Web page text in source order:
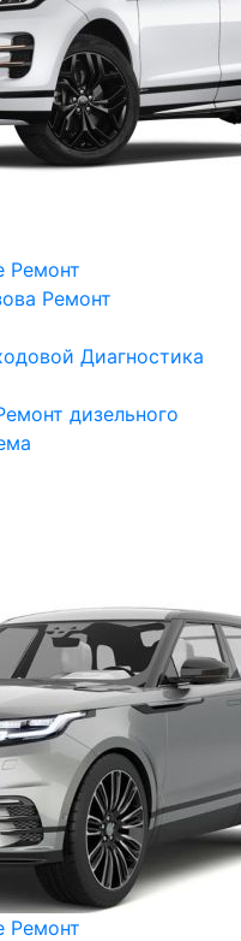
Ремонт
Ремонт
Диагностика
дизельного
Ремонт